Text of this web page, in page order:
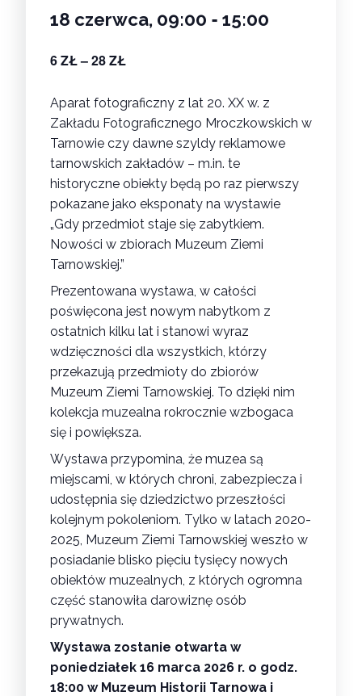
18 czerwca, 09:00 - 15:00
6 ZŁ – 28 ZŁ
Aparat fotograficzny z lat 20. XX w. z
Zakładu Fotograficznego Mroczkowskich w
Tarnowie czy dawne szyldy reklamowe
tarnowskich zakładów – m.in. te
historyczne obiekty będą po raz pierwszy
pokazane jako eksponaty na wystawie
„Gdy przedmiot staje się zabytkiem.
Nowości w zbiorach Muzeum Ziemi
Tarnowskiej.”
Prezentowana wystawa, w całości
poświęcona jest nowym nabytkom z
ostatnich kilku lat i stanowi wyraz
wdzięczności dla wszystkich, którzy
przekazują przedmioty do zbiorów
Muzeum Ziemi Tarnowskiej. To dzięki nim
kolekcja muzealna rokrocznie wzbogaca
się i powiększa.
Wystawa przypomina, że muzea są
miejscami, w których chroni, zabezpiecza i
udostępnia się dziedzictwo przeszłości
kolejnym pokoleniom. Tylko w latach 2020-
2025, Muzeum Ziemi Tarnowskiej weszło w
posiadanie blisko pięciu tysięcy nowych
obiektów muzealnych, z których ogromna
część stanowiła darowiznę osób
prywatnych.
Wystawa zostanie otwarta w
poniedziałek 16 marca 2026 r. o godz.
18:00 w Muzeum Historii Tarnowa i